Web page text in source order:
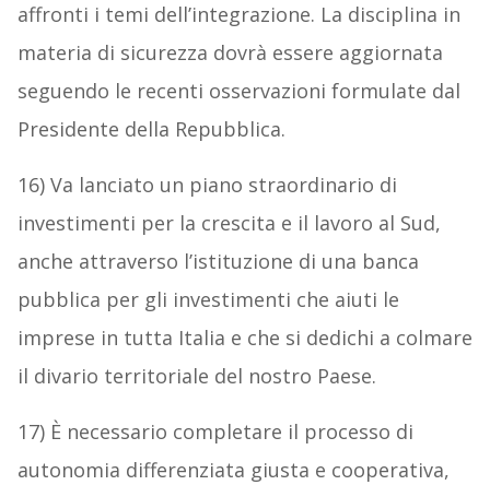
affronti i temi dell’integrazione. La disciplina in
materia di sicurezza dovrà essere aggiornata
seguendo le recenti osservazioni formulate dal
Presidente della Repubblica.
16) Va lanciato un piano straordinario di
investimenti per la crescita e il lavoro al Sud,
anche attraverso l’istituzione di una banca
pubblica per gli investimenti che aiuti le
imprese in tutta Italia e che si dedichi a colmare
il divario territoriale del nostro Paese.
17) È necessario completare il processo di
autonomia differenziata giusta e cooperativa,